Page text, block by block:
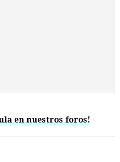
en nuestros foros!